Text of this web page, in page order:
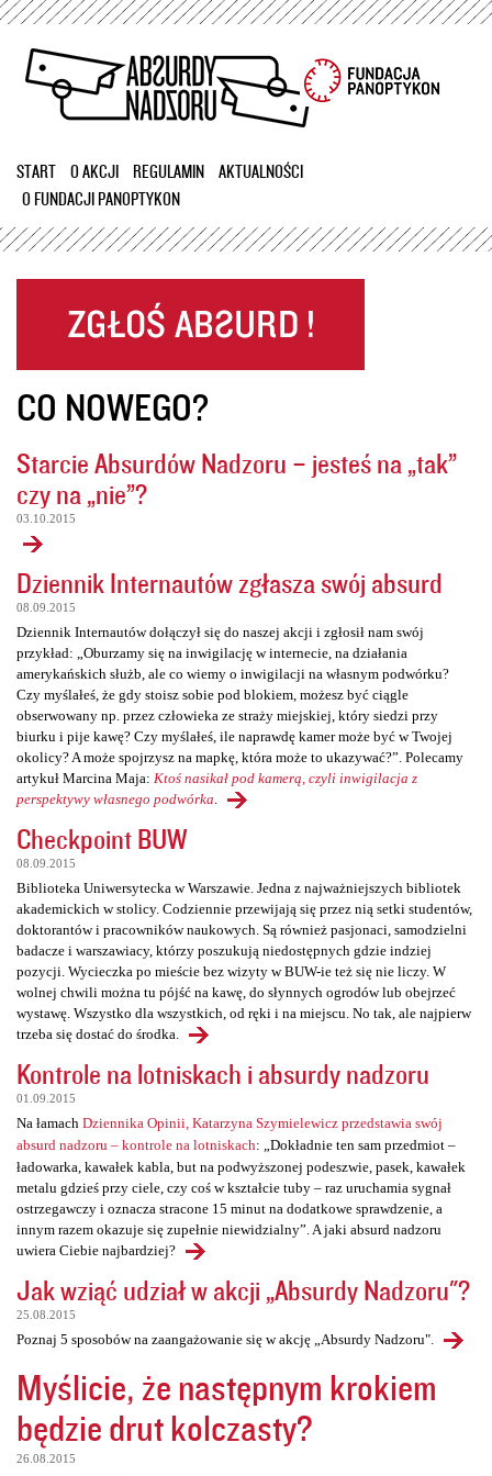
Przejdź
treści
START O AKCJI REGULAMIN
AKTUALNOŚCI
O FUNDACJI PANOPTYKON
CO NOWEGO?
Starcie Absurdów Nadzoru – jesteś na „tak”
czy na „nie”?
03.10.2015
Dziennik Internautów zgłasza swój absurd
08.09.2015
Dziennik Internautów dołączył się do naszej akcji i zgłosił nam swój
przykład: „Oburzamy się na inwigilację w internecie, na działania
amerykańskich służb, ale co wiemy o inwigilacji na własnym podwórku?
Czy myślałeś, że gdy stoisz sobie pod blokiem, możesz być ciągle
obserwowany np. przez człowieka ze straży miejskiej, który siedzi przy
biurku i pije kawę? Czy myślałeś, ile naprawdę kamer może być w Twojej
okolicy? A może spojrzysz na mapkę, która może to ukazywać?”. Polecamy
artykuł Marcina Maja: Ktoś nasikał pod kamerą, czyli inwigilacja z
perspektywy własnego podwórka
Checkpoint BUW
08.09.2015
Biblioteka Uniwersytecka w Warszawie. Jedna z najważniejszych bibliotek
akademickich w stolicy. Codziennie przewijają się przez nią setki studentów,
doktorantów i pracowników naukowych. Są również pasjonaci, samodzielni
badacze i warszawiacy, którzy poszukują niedostępnych gdzie indziej
pozycji. Wycieczka po mieście bez wizyty w BUW-ie też się nie liczy. W
wolnej chwili można tu pójść na kawę, do słynnych ogrodów lub obejrzeć
wystawę. Wszystko dla wszystkich, od ręki i na miejscu. No tak, ale najpierw
trzeba się dostać do środka.
Kontrole na lotniskach i absurdy nadzoru
01.09.2015
Na łamach Dziennika Opinii, Katarzyna Szymielewicz przedstawia swój
absurd nadzoru – kontrole na lotniskach: „Dokładnie ten sam przedmiot –
ładowarka, kawałek kabla, but na podwyższonej podeszwie, pasek, kawałek
metalu gdzieś przy ciele, czy coś w kształcie tuby – raz uruchamia sygnał
ostrzegawczy i oznacza stracone 15 minut na dodatkowe sprawdzenie, a
innym razem okazuje się zupełnie niewidzialny”. A jaki absurd nadzoru
uwiera Ciebie najbardziej?
Jak wziąć udział w akcji „Absurdy Nadzoru"?
25.08.2015
Poznaj 5 sposobów na zaangażowanie się w akcję „Absurdy Nadzoru".
Myślicie, że następnym krokiem
będzie drut kolczasty?
26.08.2015